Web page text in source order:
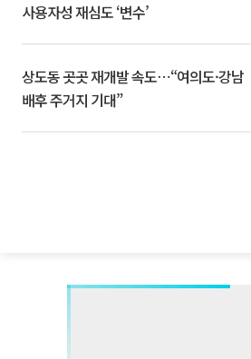
사용자성 재심도 ‘변수’
상도동 곳곳 재개발 속도⋯“여의도·강남
배후 주거지 기대”